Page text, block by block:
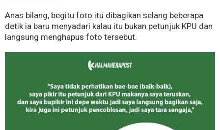
Anas bilang, begitu foto itu dibagikan selang beberapa
detik ia baru menyadari kalau itu bukan petunjuk KPU dan
langsung menghapus foto tersebut.